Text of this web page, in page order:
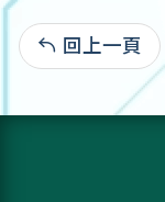
回上一頁